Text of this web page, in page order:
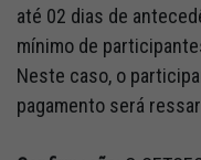
até 02 dias de
mínimo de
Neste caso, o
pagamento será